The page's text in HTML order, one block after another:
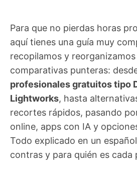
Para que no pierdas horas
aquí tienes una guía muy
recopilamos y
comparativas punteras:
profesionales gratuitos tipo
Lightworks, hasta
recortes rápidos, pasando
online, apps con IA y
Todo explicado en un
contras y para quién es cada